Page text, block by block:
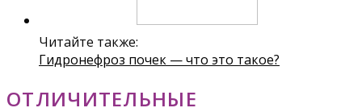
Читайте также:
Гидронефроз почек — что это такое?
ОТЛИЧИТЕЛЬНЫЕ